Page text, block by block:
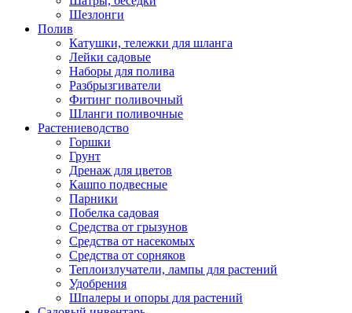
Шезлонги
Полив
Катушки, тележки для шланга
Лейки садовые
Наборы для полива
Разбрызгиватели
Фитинг поливочный
Шланги поливочные
Растениеводство
Горшки
Грунт
Дренаж для цветов
Кашпо подвесные
Парники
Побелка садовая
Средства от грызунов
Средства от насекомых
Средства от сорняков
Теплоизлучатели, лампы для растений
Удобрения
Шпалеры и опоры для растений